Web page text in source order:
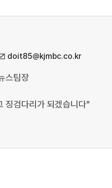
doit85@kjmbc.co.kr
스팀장
징검다리가 되겠습니다"